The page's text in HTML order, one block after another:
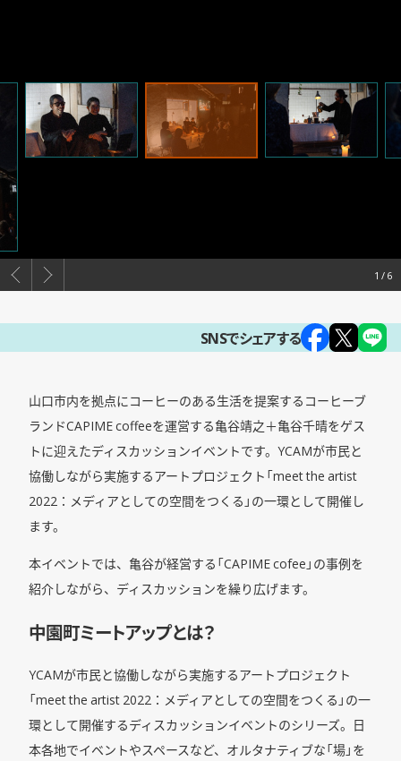
1
SNSでシェアする
山口市内を拠点にコーヒーのある生活を提案するコーヒーブ
ランドCAPIME coffeeを運営する亀谷靖之＋亀谷千晴をゲス
トに迎えたディスカッションイベントです。YCAMが市民と
協働しながら実施するアートプロジェクト「meet the artist
2022：メディアとしての空間をつくる」の一環として開催し
ます。
本イベントでは、亀谷が経営する「CAPIME cofee」の事例を
紹介しながら、ディスカッションを繰り広げます。
中園町ミートアップとは？
YCAMが市民と協働しながら実施するアートプロジェクト
「meet the artist 2022：メディアとしての空間をつくる」の一
環として開催するディスカッションイベントのシリーズ。日
本各地でイベントやスペースなど、オルタナティブな「場」を